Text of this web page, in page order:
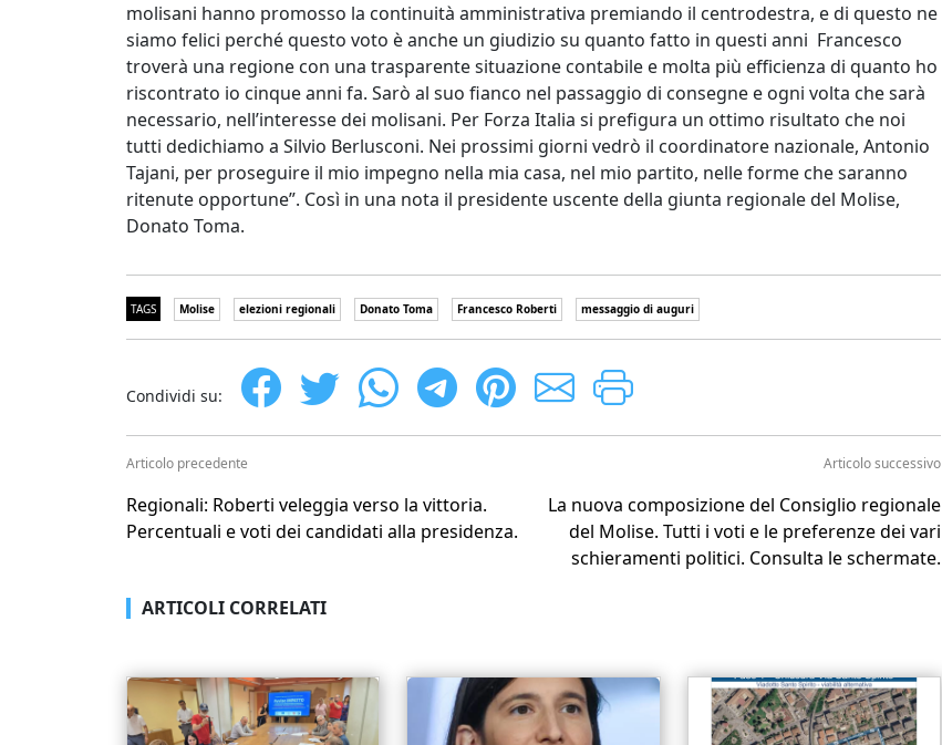
molisani hanno promosso la continuità amministrativa premiando il centrodestra, e di questo ne
siamo felici perché questo voto è anche un giudizio su quanto fatto in questi anni Francesco
troverà una regione con una trasparente situazione contabile e molta più efficienza di quanto ho
riscontrato io cinque anni fa. Sarò al suo fianco nel passaggio di consegne e ogni volta che sarà
necessario, nell’interesse dei molisani. Per Forza Italia si prefigura un ottimo risultato che noi
tutti dedichiamo a Silvio Berlusconi. Nei prossimi giorni vedrò il coordinatore nazionale, Antonio
Tajani, per proseguire il mio impegno nella mia casa, nel mio partito, nelle forme che saranno
ritenute opportune”. Così in una nota il presidente uscente della giunta regionale del Molise,
Donato Toma.
TAGS Molise elezioni regionali Donato Toma Francesco Roberti messaggio di auguri
Condividi su:
Articolo precedente
Regionali: Roberti veleggia verso la vittoria.
Percentuali e voti dei candidati alla presidenza.
Articolo successivo
La nuova composizione del Consiglio regionale
del Molise. Tutti i voti e le preferenze dei vari
schieramenti politici. Consulta le schermate.
ARTICOLI CORRELATI